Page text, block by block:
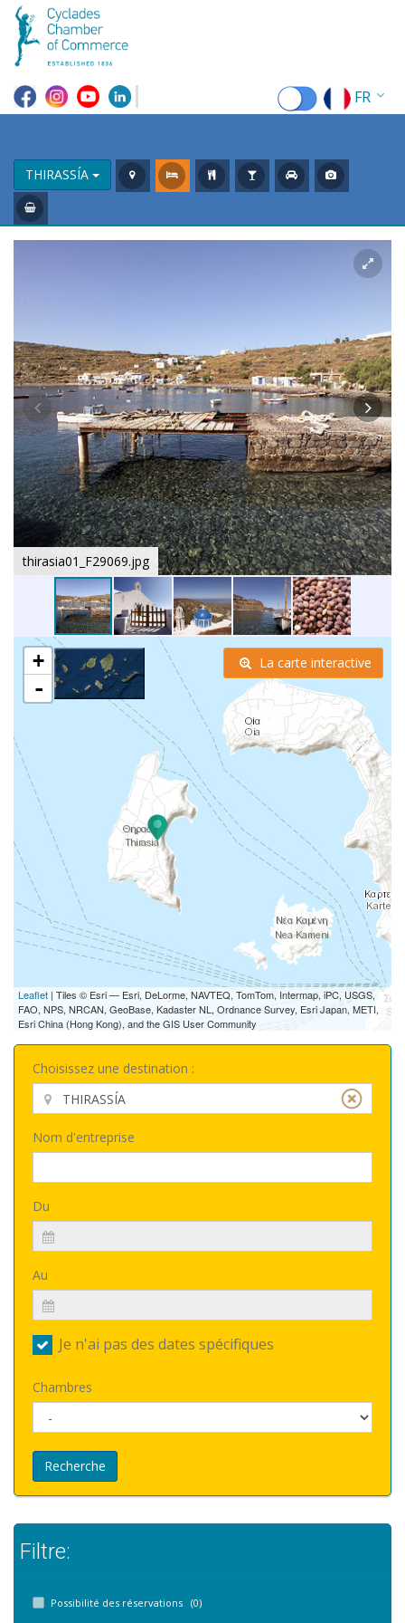
FR
IT
ES
CN
THIRASSÍA
thirasia01_F29069.jpg
+
-
Leaflet | Tiles © Esri — Esri, DeLorme, NAVTEQ, TomTom, Intermap, iPC, USGS,
FAO, NPS, NRCAN, GeoBase, Kadaster NL, Ordnance Survey, Esri Japan, METI,
Esri China (Hong Kong), and the GIS User Community
La carte interactive
Choisissez une destination :
Nom d'entreprise
Du
Au
Je n'ai pas des dates spécifiques
Chambres
Recherche
Filtre:
Possibilité des réservations (0)